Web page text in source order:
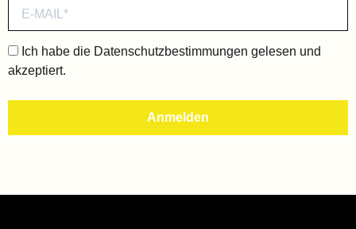
Ich habe die Datenschutzbestimmungen gelesen und
akzeptiert.